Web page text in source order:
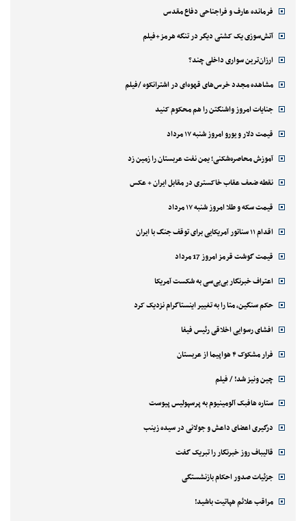
فرمانده عارف و فراجناحی دفاع مقدس
آتش‌سوزی یک کشتی دیگر در تنگه هرمز+فیلم
ارزان‌ترین سواری داخلی چند؟
مشاهده مجدد خرس‌های قهوه‌ای در اشترانکوه /فیلم
جنایات امروز واشنگتن را هم محکوم کنید
قیمت دلار و یورو امروز شنبه ۱۷ مرداد
آموزش محاصره‌شکنی؛ یمن نفت عربستان را زمین زد
نقطه ضعف عقاب خاکستری در مقابل ایران + عکس
قیمت سکه و طلا امروز شنبه ۱۷ مرداد
اقدام ۱۱ سناتور آمریکایی برای توقف جنگ با ایران
قیمت گوشت قرمز امروز 17 مرداد
اعتراف خبرنگار بی‌بی‌سی به شکست آمریکا
حکم سنگین، متا را به تغییر اینستاگرام نزدیک کرد
افشای رسوایی اخلاقی رئیس فیفا
فرار مشکوک ۴ هواپیما از عربستان
چین ونیز شد! / فیلم
ستاره هافبک آلومینیوم به پرسپولیس پیوست
درگیری اعضای داعش و جولانی در سیده زینب
قالیباف روز خبرنگار را تبریک گفت
جزئیات صدور احکام بازنشستگی
مراقب علائم هپاتیت باشید!